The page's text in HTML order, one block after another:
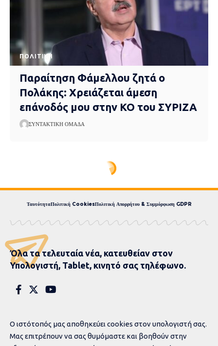
ΠΟΛΙΤΙΚΉ
Παραίτηση Φάμελλου ζητά ο
Πολάκης: Χρειάζεται άμεση
επάνοδός μου στην ΚΟ του ΣΥΡΙΖΑ
ΣΥΝΤΑΚΤΙΚΉ ΟΜΆΔΑ
ΤαυτότηταΠολιτική CookiesΠολιτική Απορρήτου & Συμμόρφωση GDPR
Όλα τα τελευταία νέα, κατευθείαν στον
Υπολογιστή, Tablet, κινητό σας τηλέφωνο.
Ο ιστότοπός μας αποθηκεύει cookies στον υπολογιστή σας.
Μας επιτρέπουν να σας θυμόμαστε και βοηθούν στην